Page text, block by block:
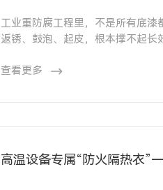
工业重防腐工程里，不是所有底
返锈、鼓泡、起皮，根本撑不起长效工程的设计寿命。 在超长效重防腐体系中，双组份溶剂
点工程的刚需标配。
查看更多
高温设备专属“防火隔热衣